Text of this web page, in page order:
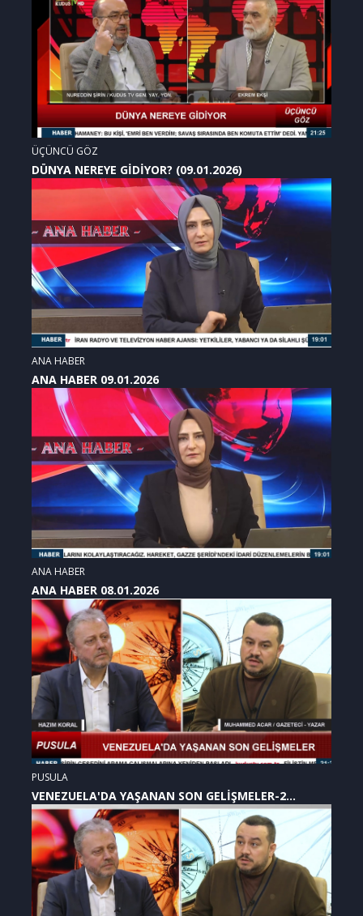
ÜÇÜNCÜ GÖZ
DÜNYA NEREYE GİDİYOR? (09.01.2026)
ANA HABER
ANA HABER 09.01.2026
ANA HABER
ANA HABER 08.01.2026
PUSULA
VENEZUELA'DA YAŞANAN SON GELİŞMELER-2
(07.01.2026)